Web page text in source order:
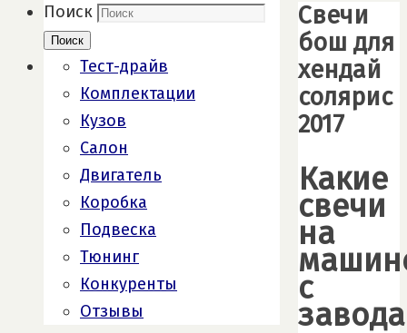
Свечи
бош для
хендай
солярис
2017
Какие
свечи
на
с
завода
Поиск
Поиск
Тест-драйв
Комплектации
Кузов
Салон
Двигатель
Коробка
Подвеска
Тюнинг
Конкуренты
Отзывы